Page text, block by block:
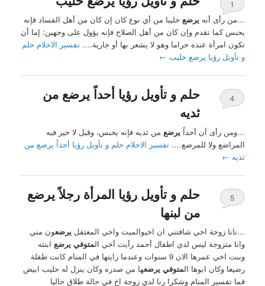
1
…من رأى أنه يرضع حليبا من أي نوع كان إن كان من أهل الفساد فإنه
يحبس كما تقدم وإن كان من أهل الصلاح فإنه يؤول على وجهين: إما أن
تكون امرأة عنده حراما وهو لا يشعر بها أو جارية….تفسير الاحلام حلم
و تأويل رؤيا يرضع حليب ←
حلم و تأويل رؤيا أحداً يرضع من
ثديه
4
…ومن رأى أن أحداً يرضع من ثديه فإنه يحبس، وقيل لا خير فيه
المراضع ولا للمرضع….تفسير الاحلام حلم و تأويل رؤيا أحداً يرضع من
ثديه ←
حلم و تأويل رؤيا المرأة رجلاً يرضع
من لبنها
5
…نانا زوجة اخي شافتني ان اخيوالميت واخي المعتقل يرضعون مني
وانا متزوجة ليس لدي اطفال أحمد رأيت أخي المتوفي يرضع ابنته
وبنت اخي عمرها الان 9 سنوات وعندما رايتها في المنام كانت طفلة
رضيعا وكان ابوها المتوفي يرضعها من صدره وكان ينزل له حليب ابيض
فما تفسير المنام وشكرا رنا لدي زوجة اخ في حالة طلاق حاليا